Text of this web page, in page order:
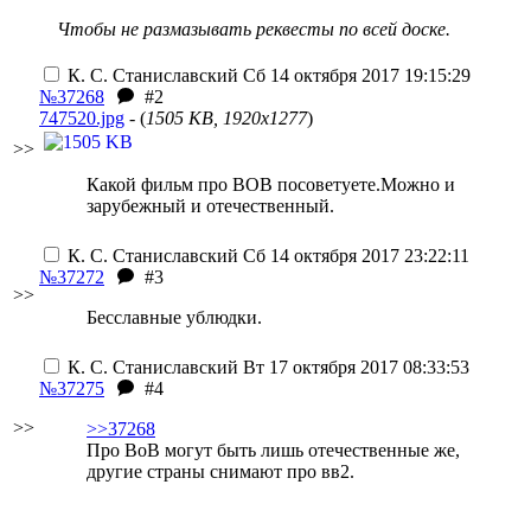
Чтобы не размазывать реквесты по всей доске.
>>
К. С. Станиславский Сб 14 октября 2017 19:15:29
№37268
#2
747520.jpg - (1505 KB, 1920x1277)
Какой фильм про ВОВ посоветуете.Можно и
зарубежный и отечественный.
>>
К. С. Станиславский Сб 14 октября 2017 23:22:11
№37272
#3
Бесславные ублюдки.
>>
К. С. Станиславский Вт 17 октября 2017 08:33:53
№37275
#4
>>37268
Про ВоВ могут быть лишь отечественные же,
другие страны снимают про вв2.